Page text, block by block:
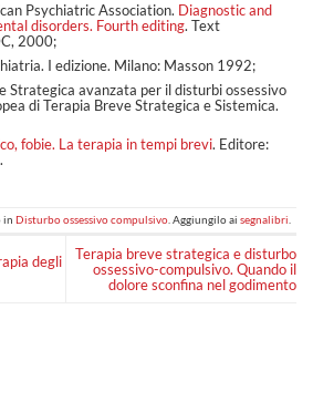
Psychiatric Association. Diagnostic and
disorders. Fourth editing. Text
2000;
I edizione. Milano: Masson 1992;
Strategica avanzata per il disturbi ossessivo
di Terapia Breve Strategica e Sistemica.
fobie. La terapia in tempi brevi. Editore:
in Disturbo ossessivo compulsivo . Aggiungilo ai segnalibri
degli
Terapia breve strategica e disturbo
ossessivo-compulsivo. Quando il
dolore sconfina nel godimento